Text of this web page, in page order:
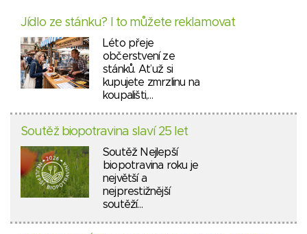
Jídlo ze stánku? I to můžete reklamovat
Léto přeje
občerstvení ze
stánků. Ať už si
kupujete zmrzlinu na
koupališti,…
Soutěž biopotravina slaví 25 let
Soutěž Nejlepší
biopotravina roku je
největší a
nejprestižnější
soutěží…